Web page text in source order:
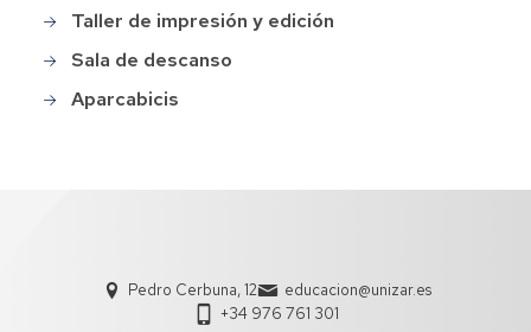
Taller de impresión y edición
Sala de descanso
Aparcabicis
Pedro Cerbuna, 12
educacion@unizar.es
+34 976 761 301